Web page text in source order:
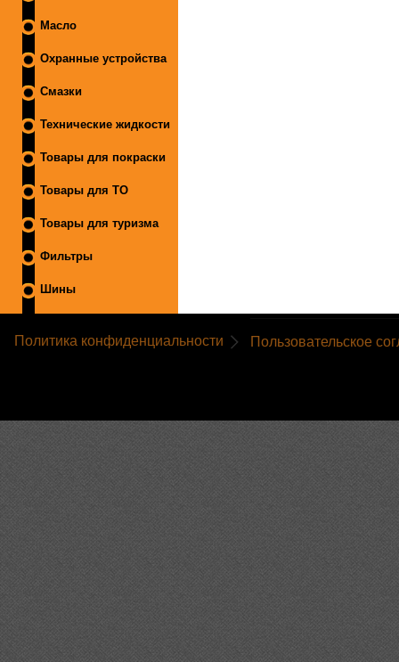
Масло
Охранные устройства
Смазки
Технические жидкости
Товары для покраски
Товары для ТО
Товары для туризма
Фильтры
Шины
Политика конфиденциальности Пользовательское